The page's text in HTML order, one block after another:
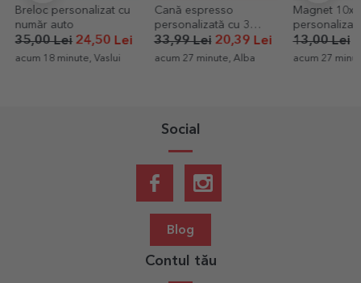
Breloc personalizat cu
număr auto
35,00 Lei24,50 Lei
acum 18 minute, Vaslui
Cană espresso
personalizată cu 3
poze și text
33,99 Lei20,39 Lei
acum 27 minute, Alba
Magnet
personalizat
și text -
13,00 Lei
acum 27
Social
Blog
Contul tău